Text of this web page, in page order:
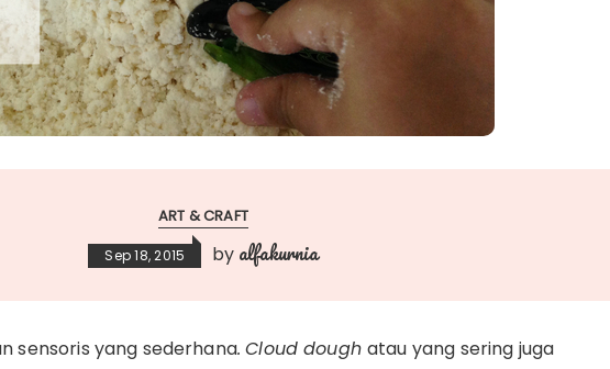
ART & CRAFT
Sep 18, 2015 by alfakurnia
sensoris yang sederhana. Cloud doughatau yang sering juga